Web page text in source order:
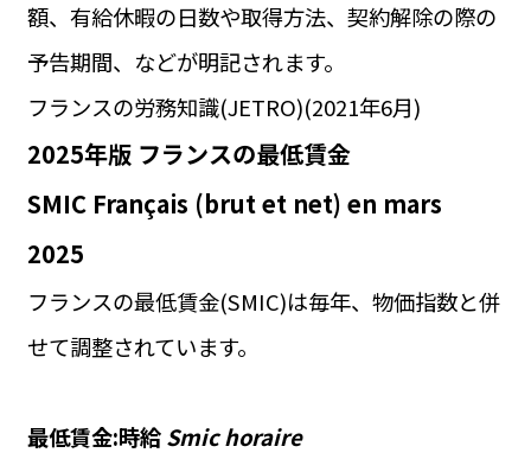
額、有給休暇の日数や取得方法、契約解除の際の
予告期間、などが明記されます。
フランスの労務知識(JETRO)(2021年6月)
2025年版 フランスの最低賃金
SMIC Français (brut et net) en mars
2025
フランスの最低賃金(SMIC)は毎年、物価指数と併
せて調整されています。
最低賃金:時給Smic horaire